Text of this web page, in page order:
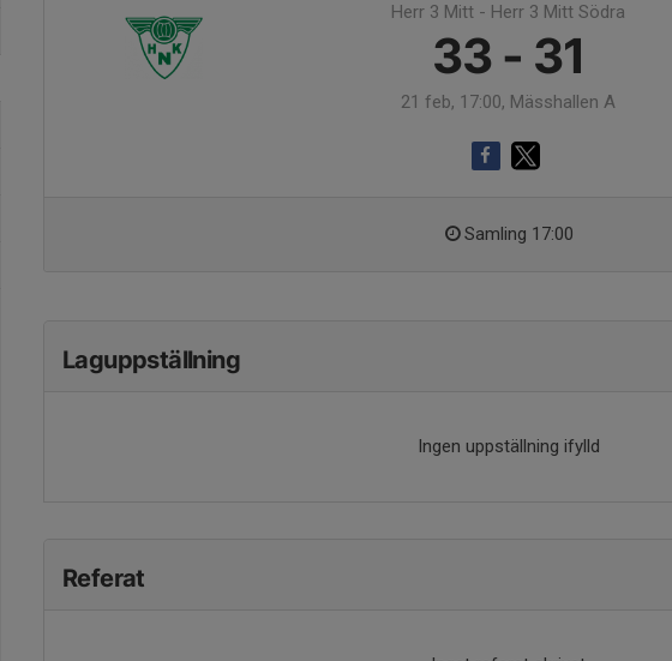
Herr 3 Mitt - Herr 3 Mitt Södra
33 - 31
21 feb, 17:00, Mässhallen A
Samling 17:00
Laguppställning
Ingen uppställning ifylld
Referat